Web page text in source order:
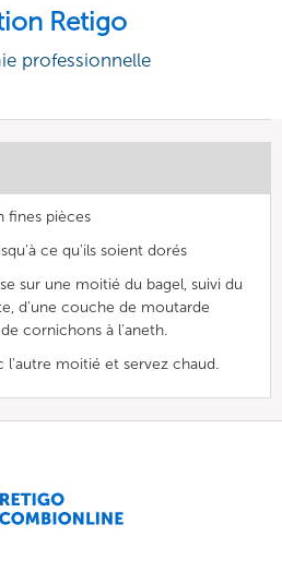
Retigo
professionnelle
fines pièces
ce qu'ils soient dorés
sur une moitié du bagel, suivi du
d'une couche de moutarde
cornichons à l'aneth.
l'autre moitié et servez chaud.